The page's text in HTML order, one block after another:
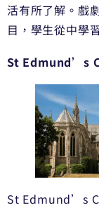
活有所了解。戲
目，學生從中學
St Edmund’s
St Edmund’s